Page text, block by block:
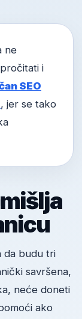
ne
i
SEO
, jer se tako
da budu tri
savršena,
neće doneti
ako